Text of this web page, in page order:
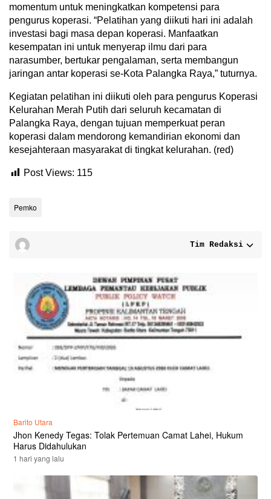
momentum untuk meningkatkan kompetensi para
pengurus koperasi. “Pelatihan yang diikuti hari ini adalah
investasi bagi masa depan koperasi. Manfaatkan
kesempatan ini untuk menyerap ilmu dari para
narasumber, bertukar pengalaman, serta membangun
jaringan antar koperasi se-Kota Palangka Raya,” tuturnya.
Kegiatan pelatihan ini diikuti oleh para pengurus Koperasi
Kelurahan Merah Putih dari seluruh kecamatan di
Palangka Raya, dengan tujuan memperkuat peran
koperasi dalam mendorong kemandirian ekonomi dan
kesejahteraan masyarakat di tingkat kelurahan. (red)
Post Views: 115
Pemko
Tim Redaksi
Barito Utara
Jhon Kenedy Tegas: Tolak Pertemuan Camat Lahei, Hukum
Harus Didahulukan
1 hari yang lalu